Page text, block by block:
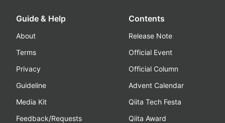
Guide & Help
About
Terms
Privacy
Guideline
Media Kit
Feedback/Requests
Contents
Release Note
Official Event
Official Column
Advent Calendar
Qiita Tech Festa
Qiita Award